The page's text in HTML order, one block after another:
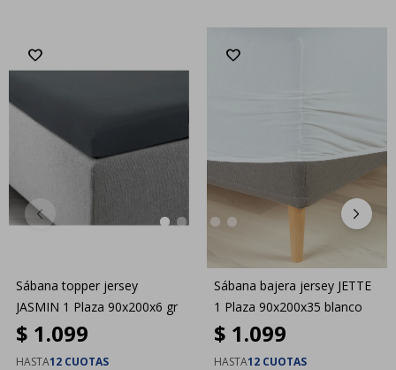
Sábana topper jersey
JASMIN 1 Plaza 90x200x6 gr
$ 1.099
HASTA12 CUOTAS
Sábana bajera jersey JETTE
1 Plaza 90x200x35 blanco
$ 1.099
HASTA12 CUOTAS